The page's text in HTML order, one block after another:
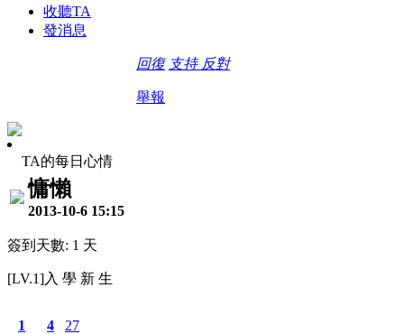
收聽TA
發消息
回復 支持 反對
舉報
TA的每日心情
慵懶
2013-10-6 15:15
簽到天數: 1 天
[LV.1]入 學 新 生
1 4 27